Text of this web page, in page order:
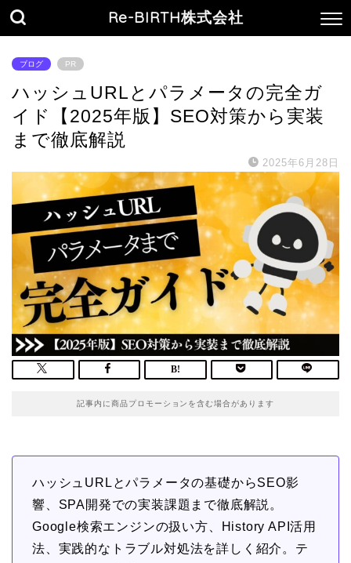
Re-BIRTH株式会社
ブログ PR
ハッシュURLとパラメータの完全ガ
イド【2025年版】SEO対策から実装
まで徹底解説
2025年6月28日
記事内に商品プロモーションを含む場合があります
ハッシュURLとパラメータの基礎からSEO影
響、SPA開発での実装課題まで徹底解説。
Google検索エンジンの扱い方、History API活用
法、実践的なトラブル対処法を詳しく紹介。テ